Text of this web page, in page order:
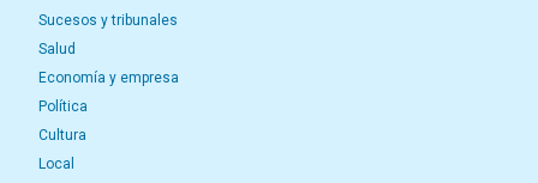
Sucesos y tribunales
Salud
Economía y empresa
Política
Cultura
Local